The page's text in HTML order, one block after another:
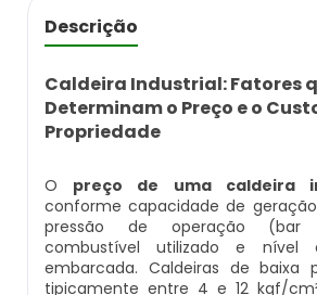
Caldeira Fogotubular
Caldeira Fogotubular
Caldeira Fogotubular Vertical
Inspeção De Caldeiras A Vapor
Inspeção De Caldeiras E
Inspeção De Caldeiras
Empresas De Montagem De
Manutenção De Caldeiras
Manutenção De Caldeiras A
Caldeira A Vapor Para Sauna
Caldeira A Vapor Pequena
Caldeira A Vapor Preço
Caldeira A Gás Roca
Caldeira A Gás Usada
Caldeira A Gás Vulcano
Descrição
Caldeira Industrial: Fatores
Determinam o Preço e o
Propriedade
O preço de uma caldeira
conforme capacidade de
pressão de operação (bar
combustível utilizado e nível
embarcada. Caldeiras de baixa
tipicamente entre 4 e 12 kgf/